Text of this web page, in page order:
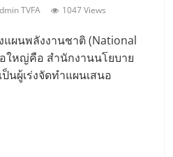
TVFA 1047 Views
แผนพลังงานชาติ (National
ใหญ่คือ สำนักงานนโยบาย
นผู้เร่งจัดทำแผนเสนอ